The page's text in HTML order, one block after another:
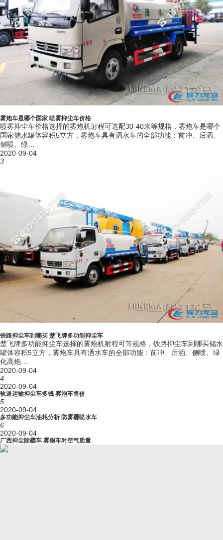
过消毒车（由铁路抑尘车改装优化设计）。
东风小多利卡抑尘洒水车主要性能参数
基本参数
产品型号
CLW5070GPSD6型绿化喷洒车
生产地址
湖北随州南郊汽车工业园B区5幢抑尘车专业
厂
外形尺寸
6500X2000X2800
底盘轴荷 (kg)
整备质量 (kg) 3750
总质量 (kg)
7360
额定载质量
(kg)
3480
接近角/离去
角 (°)
18/13
前悬/后悬
(mm)
1055/2137
高车速
(km/h)
110
轮胎数量 (个) 6+1(备胎)
弹簧片数 (前/
后)
6/6+5
前轮距 (mm)
1525,1519
燃料种类
发动机型号
D20TCIF1
CA4DB1-11E6
ZD30D16-6N
CY4BK161
Q23-115E60
雾炮车是哪个国家 喷雾抑尘车价格
喷雾抑尘车价格选择的雾炮机射程可选配30-40米等规格，雾炮车是哪个
国家储水罐体容积5立方，雾炮车具有洒水车的全部功能：前冲、后洒、
侧喷、绿…
2020-09-04
3
铁路抑尘车到哪买 楚飞牌多功能抑尘车
楚飞牌多功能抑尘车选择的雾炮机射程可等规格，铁路抑尘车到哪买储水
罐体容积5立方，雾炮车具有洒水车的全部功能：前冲、后洒、侧喷、绿
化高炮…
2020-09-04
4
2020-09-04
轨道运输抑尘车多钱 雾泡车售价
5
2020-09-04
多功能抑尘车油耗分析 防雾霾喷水车
6
2020-09-04
广西抑尘除霾车 雾炮车对空气质量